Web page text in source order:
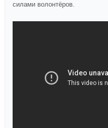
силами волонтёров.